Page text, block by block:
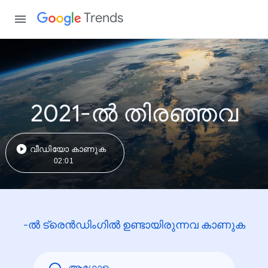
Trends
2021-ൽ തിരഞ്ഞവ
വീഡിയോ കാണുക
02:01
-ൽ ട്രെൻഡിംഗിൽ ഉണ്ടായിരുന്നവ കാണുക